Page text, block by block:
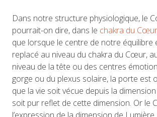
Dans notre structure physiologique, le
pourrait-on dire, dans le chakra du Cœur
que lorsque le centre de notre équilibre
replacé au niveau du chakra du Cœur,
niveau de la tête ou des centres
gorge ou du plexus solaire, la porte est
que la vie soit vécue depuis la
soit pur reflet de cette dimension. Or le